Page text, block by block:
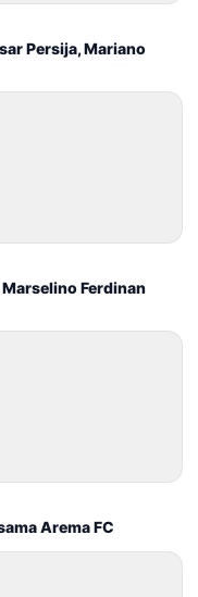
Persija, Mariano
Ferdinan
Arema FC